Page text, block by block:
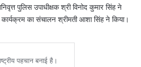
पुलिस उपाधीक्षक श्री विनोद कुमार सिंह ने
का संचालन श्रीमती आशा सिंह ने किया।